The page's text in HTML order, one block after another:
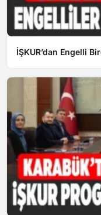
İŞKUR’dan Engelli